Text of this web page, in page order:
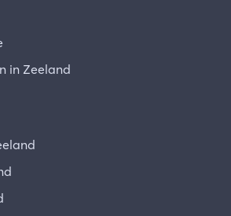
te verplaatsen. De volgende
ook dankbaar voor zijn.
ongeluk gebeuren of een
kan defect zijn. In geval van
vragen wij je dit onmiddellijk
zodat we samen een oplossing
in Zeeland